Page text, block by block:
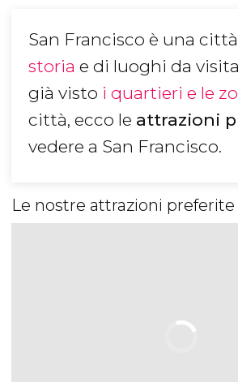
San Francisco è una
storia e di luoghi da
già visto i quartieri e le
città, ecco le attrazioni
vedere a San Francisco.
Le nostre attrazioni preferite